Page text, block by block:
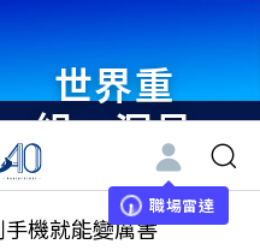
世界重
組・洞見
未來 與
世界領袖
職場雷達
手機就能變厲害